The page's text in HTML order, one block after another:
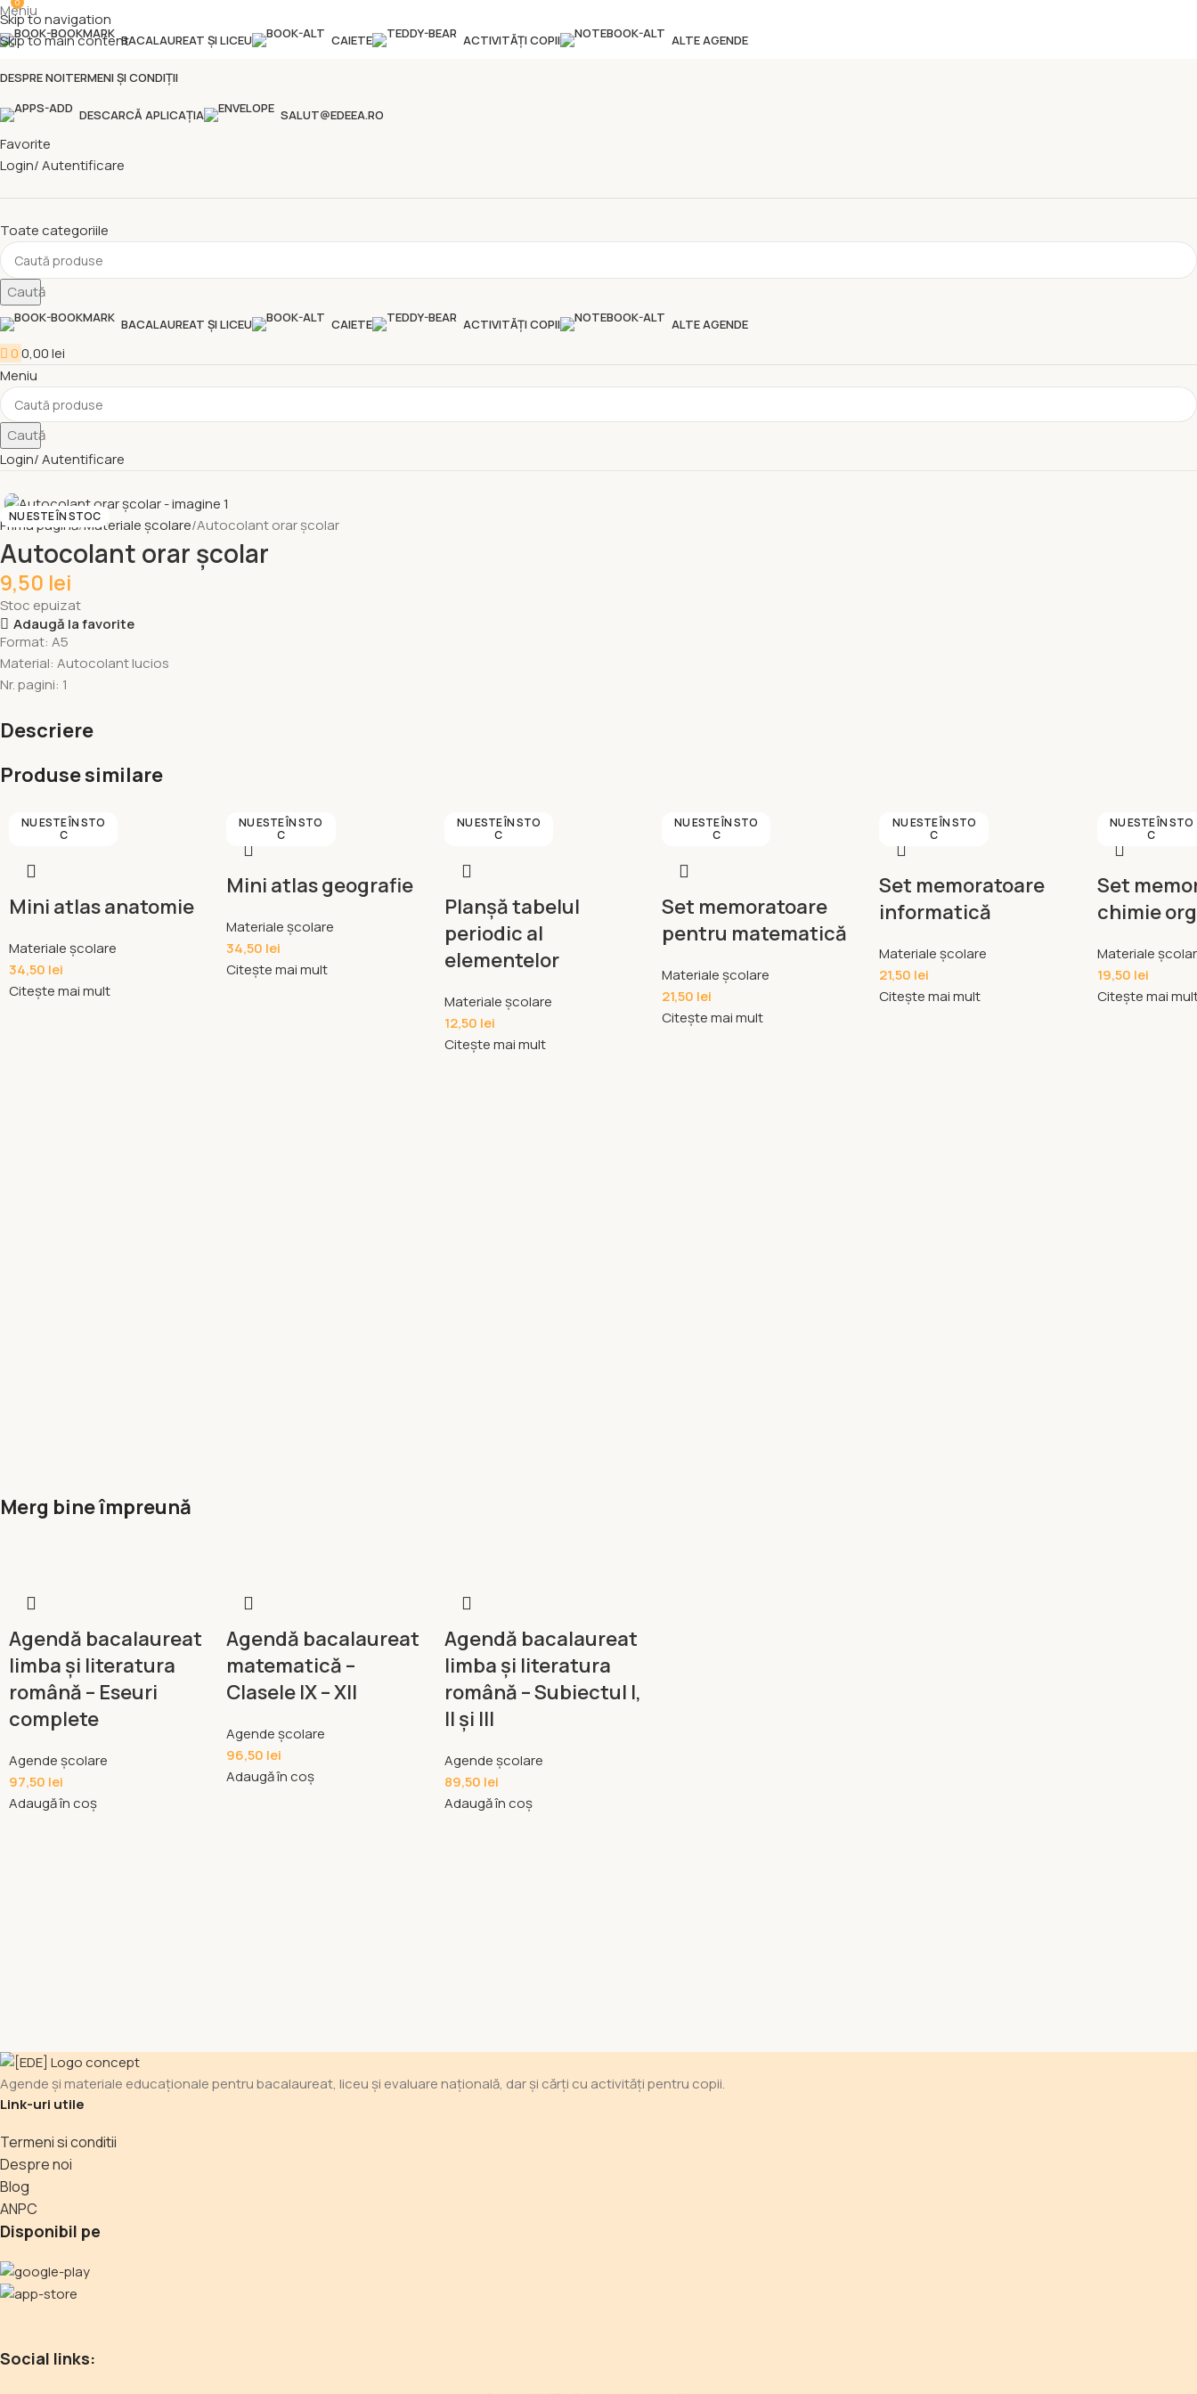
Skip to navigation
Skip to main content
Meniu
BACALAUREAT ȘI LICEU CAIETE ACTIVITĂȚI COPII ALTE AGENDE
DESPRE NOITERMENI ȘI CONDIȚII
DESCARCĂ APLICAȚIA SALUT@EDEEA.RO
Favorite
Login/ Autentificare
Toate categoriile
Caută
BACALAUREAT ȘI LICEU CAIETE ACTIVITĂȚI COPII ALTE AGENDE
00,00lei
Meniu
Caută
Login/ Autentificare
NU ESTE ÎN STOC
Prima pagină Materiale școlare Autocolant orar școlar
Autocolant orar școlar
9,50 lei
Stoc epuizat
Adaugă la favorite
Format: A5
Material: Autocolant lucios
Nr. pagini: 1
Descriere
Produse similare
NU ESTE ÎN STO
C
Mini atlas anatomie
Materiale școlare
34,50 lei
Citește mai mult
NU ESTE ÎN STO
C
Mini atlas geografie
Materiale școlare
34,50 lei
Citește mai mult
NU ESTE ÎN STO
C
Planșă tabelul
periodic al
elementelor
Materiale școlare
12,50 lei
Citește mai mult
NU ESTE ÎN STO
C
Set memoratoare
pentru matematică
Materiale școlare
21,50 lei
Citește mai mult
NU ESTE ÎN STO
C
Set memoratoare
informatică
Materiale școlare
21,50 lei
Citește mai mult
NU ESTE ÎN STO
C
Set
chimie
Materiale
19,50 lei
Citește mai
Merg bine împreună
Agendă bacalaureat
limba și literatura
română – Eseuri
complete
Agende școlare
97,50 lei
Adaugă în coș
Agendă bacalaureat
matematică –
Clasele IX – XII
Agende școlare
96,50 lei
Adaugă în coș
Agendă bacalaureat
limba și literatura
română – Subiectul I,
II și III
Agende școlare
89,50 lei
Adaugă în coș
Agende și materiale educaționale pentru bacalaureat, liceu și evaluare națională, dar și cărți cu activități pentru copii.
Link-uri utile
Termeni si conditii
Despre noi
Blog
ANPC
Disponibil pe
Social links: